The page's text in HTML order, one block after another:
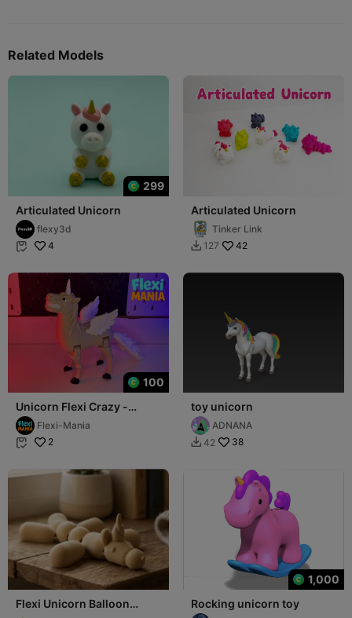
Related Models
299
Articulated Unicorn
flexy3d
 4
Articulated Unicorn
Tinker Link
 127 42
100
Unicorn Flexi Crazy -
Articulated Print-in-Place
Flexi-Mania
 2
toy unicorn
ADNANA
 42 38
Flexi Unicorn Balloon
1,000
Rocking unicorn toy